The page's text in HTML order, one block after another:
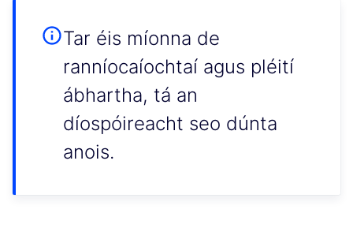
Tar éis míonna de
ranníocaíochtaí agus pléití
ábhartha, tá an
díospóireacht seo dúnta
anois.